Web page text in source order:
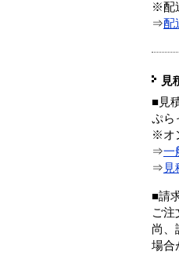
※配
⇒配
見
■見
ぷら
※オ
⇒一
⇒
■請
ご注
尚、
場合